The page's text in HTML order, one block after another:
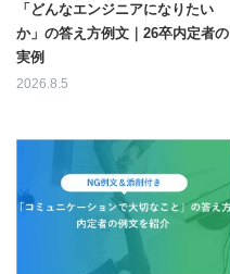
「どんなエンジニアになりたい
か」の答え方例文｜26卒内定者の
実例
2026.8.5